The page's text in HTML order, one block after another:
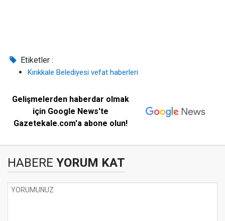
Etiketler :
Kırıkkale Belediyesi vefat haberleri
Gelişmelerden haberdar olmak
için Google News'te
Gazetekale.com'a abone olun!
HABERE YORUM KAT